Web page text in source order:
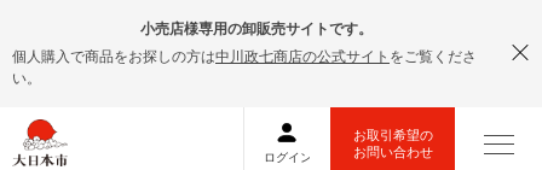
小売店様専用の卸販売サイトです。
個人購入で商品をお探しの方は中川政七商店の公式サイト をご覧くださ
い。